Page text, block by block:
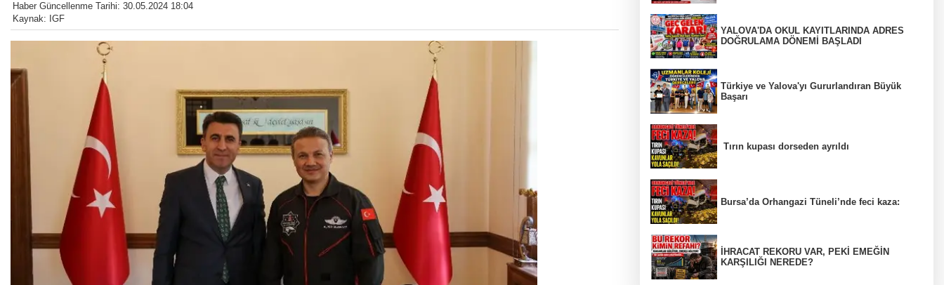
Haber Güncellenme Tarihi: 30.05.2024 18:04
Kaynak: IGF
YALOVA'DA OKUL KAYITLARINDA ADRES
DOĞRULAMA DÖNEMİ BAŞLADI
Türkiye ve Yalova'yı Gururlandıran Büyük
Başarı
Tırın kupası dorseden ayrıldı
Bursa’da Orhangazi Tüneli’nde feci kaza:
İHRACAT REKORU VAR, PEKİ EMEĞİN
KARŞILIĞI NEREDE?